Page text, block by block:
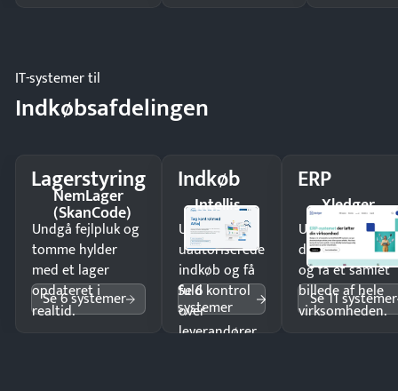
IT-systemer til
Indkøbsafdelingen
Lagerstyring
NemLager
(SkanCode)
Undgå fejlpluk og
tomme hylder
med et lager
opdateret i
realtid.
Se 6 systemer
Indkøb
Intellis
Undgå
uautoriserede
indkøb og få
fuld kontrol
over
leverandører
Se 6
systemer
ERP
Xledger
Undgå
og få ét samlet
billede af hele
virksomheden.
Se 11 systemer